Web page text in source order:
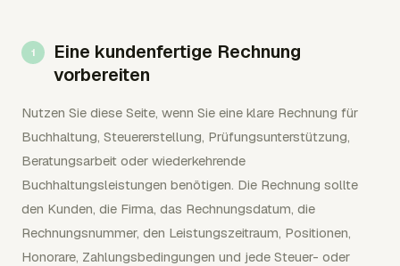
Eine kundenfertige Rechnung
vorbereiten
Nutzen Sie diese Seite, wenn Sie eine klare Rechnung für
Buchhaltung, Steuererstellung, Prüfungsunterstützung,
Beratungsarbeit oder wiederkehrende
Buchhaltungsleistungen benötigen. Die Rechnung sollte
den Kunden, die Firma, das Rechnungsdatum, die
Rechnungsnummer, den Leistungszeitraum, Positionen,
Honorare, Zahlungsbedingungen und jede Steuer- oder